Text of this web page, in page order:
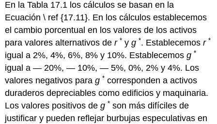
En la Tabla 17.1 los cálculos se basan en la
Ecuación \ ref {17.11}. En los cálculos establecemos
el cambio porcentual en los valores de los activos
para valores alternativos der * yg *. Establecemosr *
igual a 2%, 4%, 6%, 8% y 10%. Establecemosg *
igual a — 20%, — 10%, — 5%, 0%, 2% y 4%. Los
valores negativos parag * corresponden a activos
duraderos depreciables como edificios y maquinaria.
Los valores positivos deg * son más difíciles de
justificar y pueden reflejar burbujas especulativas en